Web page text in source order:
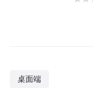
桌面端